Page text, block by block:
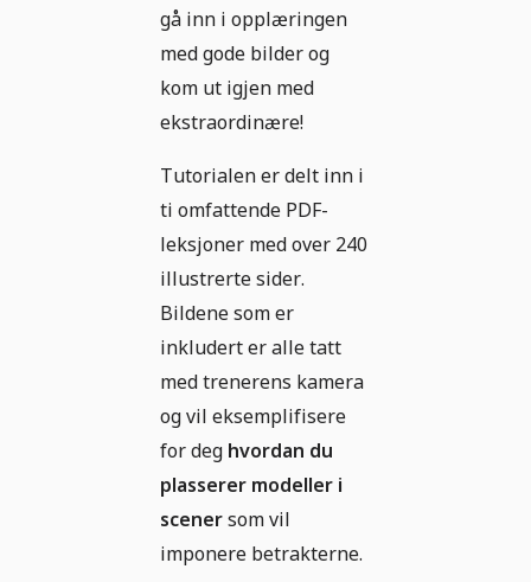
gå inn i opplæringen
med gode bilder og
kom ut igjen med
ekstraordinære!
Tutorialen er delt inn i
ti omfattende PDF-
leksjoner med over 240
illustrerte sider.
Bildene som er
inkludert er alle tatt
med trenerens kamera
og vil eksemplifisere
for deg hvordan du
plasserer modeller i
scenersom vil
imponere betrakterne.